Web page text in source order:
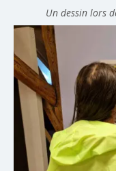
Un dessin lors